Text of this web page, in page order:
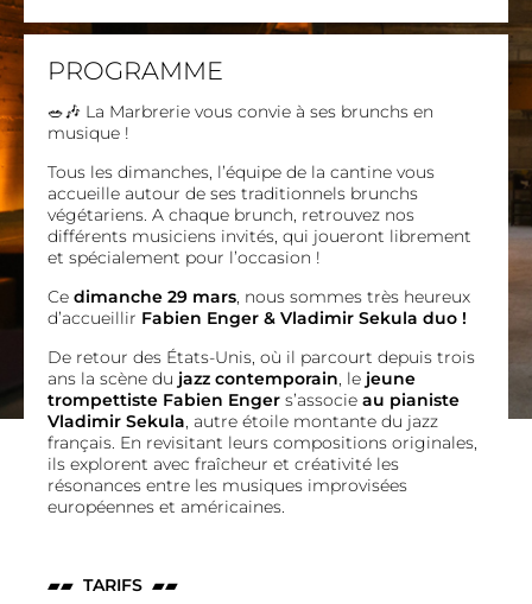
PROGRAMME
🥗🎶 La Marbrerie vous convie à ses brunchs en
musique !
Tous les dimanches, l’équipe de la cantine vous
accueille autour de ses traditionnels brunchs
végétariens. A chaque brunch, retrouvez nos
différents musiciens invités, qui joueront librement
et spécialement pour l’occasion !
Ce dimanche 29 mars, nous sommes très heureux
d’accueillir Fabien Enger & Vladimir Sekula duo !
De retour des États-Unis, où il parcourt depuis trois
ans la scène du jazz contemporain, le jeune
trompettiste Fabien Enger s’associe au pianiste
Vladimir Sekula, autre étoile montante du jazz
français. En revisitant leurs compositions originales,
ils explorent avec fraîcheur et créativité les
résonances entre les musiques improvisées
européennes et américaines.
▰▰ TARIFS ▰▰